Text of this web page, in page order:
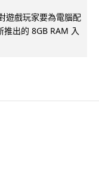
遊戲玩家要為電腦配
出的 8GB RAM 入